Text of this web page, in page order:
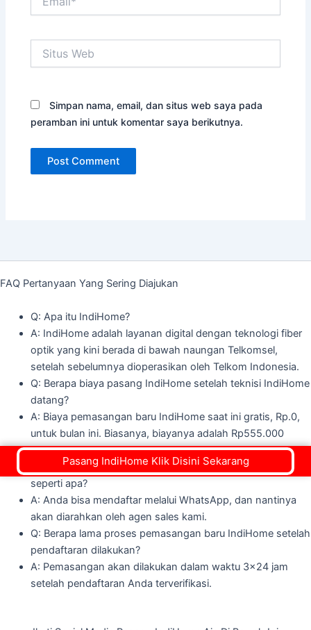
Web
Simpan nama, email, dan situs web saya pada
peramban ini untuk komentar saya berikutnya.
FAQ Pertanyaan Yang Sering Diajukan
Q: Apa itu IndiHome?
A: IndiHome adalah layanan digital dengan teknologi fiber
optik yang kini berada di bawah naungan Telkomsel,
setelah sebelumnya dioperasikan oleh Telkom Indonesia.
Q: Berapa biaya pasang IndiHome setelah teknisi IndiHome
datang?
A: Biaya pemasangan baru IndiHome saat ini gratis, Rp.0,
untuk bulan ini. Biasanya, biayanya adalah Rp555.000
termasuk PPN 11%.
Q: Proses layanan dari pendaftaran sampai pemasangan
seperti apa?
A: Anda bisa mendaftar melalui WhatsApp, dan nantinya
akan diarahkan oleh agen sales kami.
Q: Berapa lama proses pemasangan baru IndiHome setelah
pendaftaran dilakukan?
A: Pemasangan akan dilakukan dalam waktu 3x24 jam
setelah pendaftaran Anda terverifikasi.
Pasang IndiHome Klik Disini Sekarang